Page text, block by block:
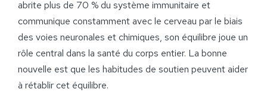
abrite plus de 70 % du système immunitaire et
communique constamment avec le cerveau par le biais
des voies neuronales et chimiques, son équilibre joue un
rôle central dans la santé du corps entier. La bonne
nouvelle est que les habitudes de soutien peuvent aider
à rétablir cet équilibre.